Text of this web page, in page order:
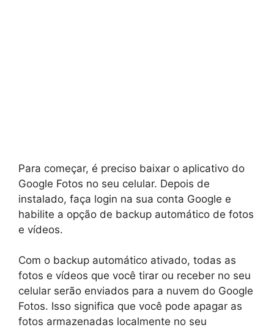
Para começar, é preciso baixar o aplicativo do
Google Fotos no seu celular. Depois de
instalado, faça login na sua conta Google e
habilite a opção de backup automático de fotos
e vídeos.
Com o backup automático ativado, todas as
fotos e vídeos que você tirar ou receber no seu
celular serão enviados para a nuvem do Google
Fotos. Isso significa que você pode apagar as
fotos armazenadas localmente no seu